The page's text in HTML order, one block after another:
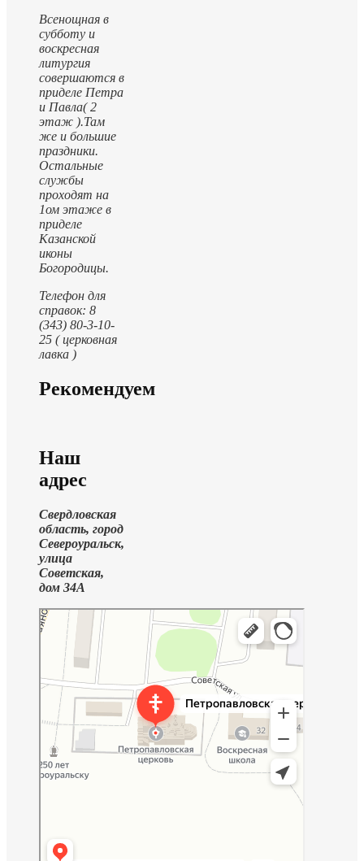
Всенощная в
субботу и
воскресная
литургия
совершаются в
приделе Петра
и Павла( 2
этаж ).Там
же и большие
праздники.
Остальные
службы
проходят на
1ом этаже в
приделе
Казанской
иконы
Богородицы.
Телефон для
справок: 8
(343) 80-3-10-
25 ( церковная
лавка )
Рекомендуем
Наш
адрес
Свердловская
область, город
Североуральск,
улица
Советская,
дом 34А